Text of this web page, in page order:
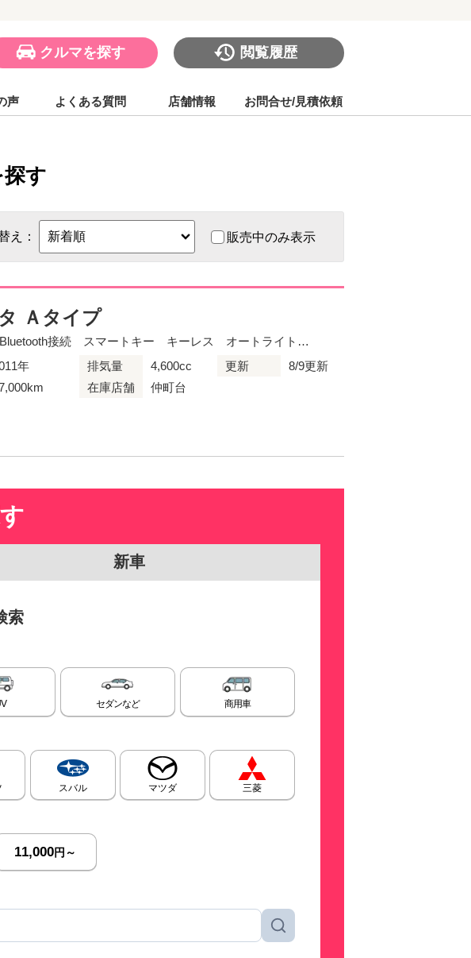
クルマを探す 閲覧履歴
声 よくある質問 店舗情報 お問合せ/見積依頼
す
え： 販売中のみ表示
Ａタイプ
接続 スマートキー キーレス オートライト…
年
排気量
4,600cc
在庫店舗
仲町台
更新 8/9更新
新車
索
セダンなど 商用車
スバル マツダ 三菱
11,000円～